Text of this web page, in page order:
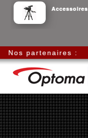
Accessoires
Nos partenaires :